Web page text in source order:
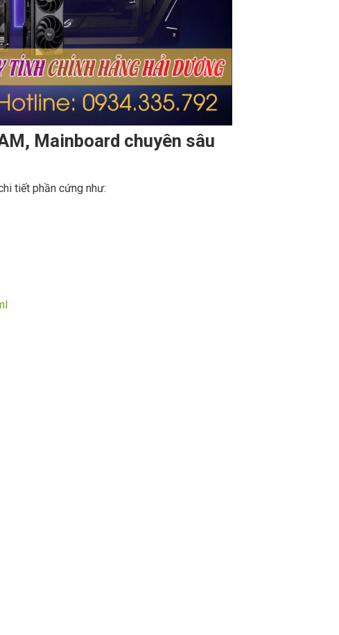
Mainboard chuyên sâu
tiết phần cứng như: